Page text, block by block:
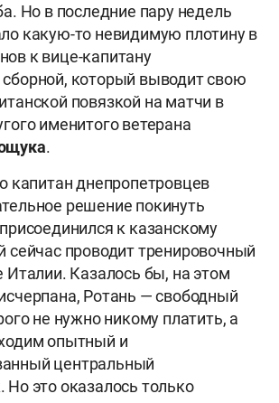
Но в последние пару недель
какую-то невидимую плотину в
к вице-капитану
который выводит свою
повязкой на матчи в
именитого ветерана
.
капитан днепропетровцев
решение покинуть
к казанскому
сейчас проводит тренировочный
Италии. Казалось бы, на этом
Ротань — свободный
не нужно никому платить, а
опытный и
центральный
Но это оказалось только